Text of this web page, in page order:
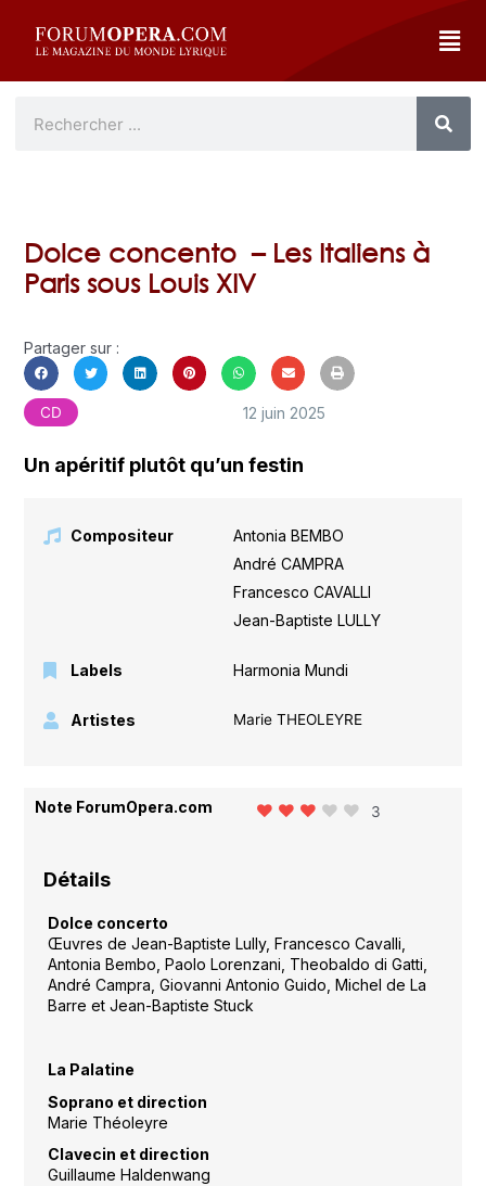
Dolce concento – Les Italiens à
Paris sous Louis XIV
Partager sur :
CD 12 juin 2025
Un apéritif plutôt qu’un festin
Compositeur Antonia BEMBO
André CAMPRA
Francesco CAVALLI
Jean-Baptiste LULLY
Labels Harmonia Mundi
Artistes Marie THEOLEYRE
Note ForumOpera.com 3
Détails
Dolce concerto
Œuvres de Jean-Baptiste Lully, Francesco Cavalli,
Antonia Bembo, Paolo Lorenzani, Theobaldo di Gatti,
André Campra, Giovanni Antonio Guido, Michel de La
Barre et Jean-Baptiste Stuck
La Palatine
Soprano et direction
Marie Théoleyre
Clavecin et direction
Guillaume Haldenwang